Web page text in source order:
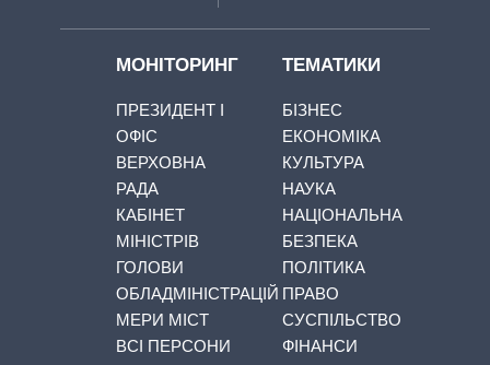
МОНІТОРИНГ
ПРЕЗИДЕНТ І
ОФІС
ВЕРХОВНА
РАДА
КАБІНЕТ
МІНІСТРІВ
ГОЛОВИ
ОБЛАДМІНІСТРАЦІЙ
МЕРИ МІСТ
ВСІ ПЕРСОНИ
ТЕМАТИКИ
БІЗНЕС
ЕКОНОМІКА
КУЛЬТУРА
НАУКА
НАЦІОНАЛЬНА
БЕЗПЕКА
ПОЛІТИКА
ПРАВО
СУСПІЛЬСТВО
ФІНАНСИ